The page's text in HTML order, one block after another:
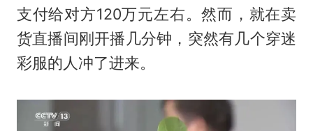
支付给对方120万元左右。然而，就在卖
货直播间刚开播几分钟，突然有几个穿迷
彩服的人冲了进来。